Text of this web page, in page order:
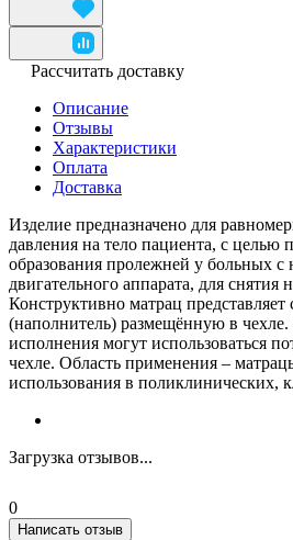
Рассчитать доставку
Описание
Отзывы
Характеристики
Оплата
Доставка
Изделие предназначено для
давления на тело пациента, с целью
образования пролежней у больных
двигательного аппарата, для снятия
Конструктивно матрац представляет
(наполнитель) размещённую в
исполнения могут использоваться
чехле. Область применения –
использования в поликлинических,
Загрузка отзывов...
0
Написать отзыв